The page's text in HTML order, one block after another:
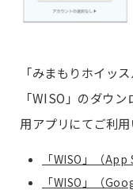
「みまもりホイッ
「WISO」のダウ
用アプリにてご利用
「WISO」（
「WISO」（